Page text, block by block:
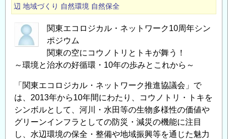
辺 地域づくり 自然環境 自然保全
関東エコロジカル・ネットワーク10周年シン
ポジウム
関東の空にコウノトリとトキが舞う！
～環境と治水の好循環・10年の歩みとこれから～
「関東エコロジカル・ネットワーク推進協議会」で
は、2013年から10年間にわたり、コウノトリ・トキを
シンボルとして、河川・水田等の生物多様性の価値や
グリーンインフラとしての防災・減災の機能に注目
し、水辺環境の保全・整備や地域振興等を通じた魅力